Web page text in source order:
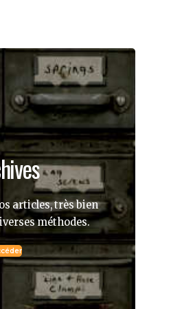
articles, très bien
méthodes.